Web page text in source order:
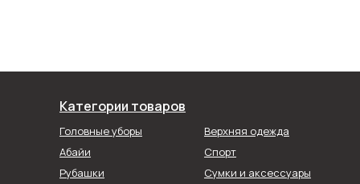
Категории товаров
Головные уборы
Абайи
Рубашки
Спорт
Верхняя одежда
Сумки и аксессуары